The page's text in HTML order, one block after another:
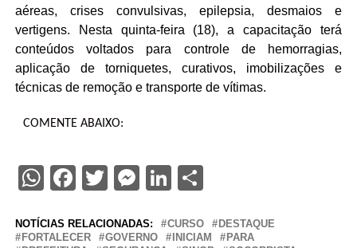
aéreas, crises convulsivas, epilepsia, desmaios e
vertigens. Nesta quinta-feira (18), a capacitação terá
conteúdos voltados para controle de hemorragias,
aplicação de torniquetes, curativos, imobilizações e
técnicas de remoção e transporte de vítimas.
COMENTE ABAIXO:
WhatsApp
Facebook
Twitter
Messenger
LinkedIn
Share
NOTÍCIAS RELACIONADAS: CURSO
DESTAQUE
FORTALECER
GOVERNO INICIAM
PARA